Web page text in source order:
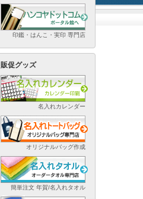
印鑑・はんこ・実印 専門店
販促グッズ
名入れカレンダー
オリジナルバッグ作成
簡単注文 年賀/名入れタオル